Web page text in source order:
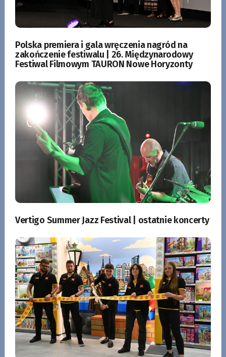
Polska premiera i gala wręczenia nagród na
zakończenie festiwalu | 26. Międzynarodowy
Festiwal Filmowym TAURON Nowe Horyzonty
Vertigo Summer Jazz Festival | ostatnie koncerty